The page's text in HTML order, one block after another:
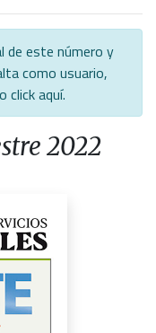
de este número y
como usuario,
clickaquí.
2022